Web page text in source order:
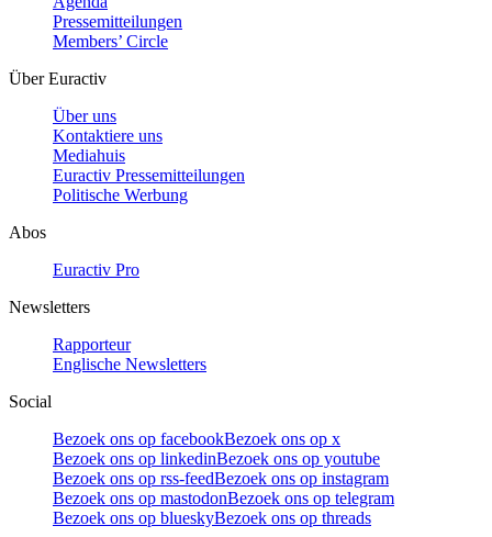
Pressemitteilungen
Members’ Circle
Über Euractiv
Über uns
Kontaktiere uns
Mediahuis
Euractiv Pressemitteilungen
Politische Werbung
Abos
Euractiv Pro
Newsletters
Rapporteur
Englische Newsletters
Social
Bezoek ons op facebookBezoek ons op x
Bezoek ons op linkedinBezoek ons op youtube
Bezoek ons op rss-feedBezoek ons op instagram
Bezoek ons op mastodonBezoek ons op telegram
Bezoek ons op blueskyBezoek ons op threads